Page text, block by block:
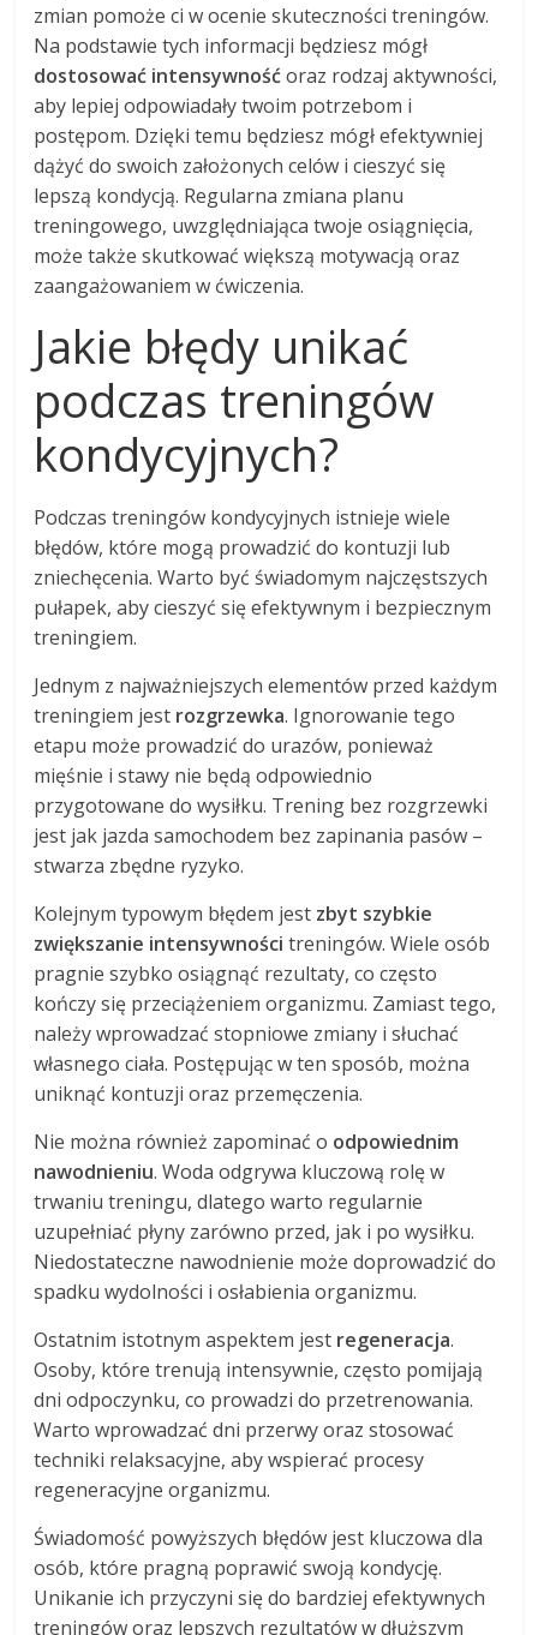
zmian pomoże ci w ocenie skuteczności treningów.
Na podstawie tych informacji będziesz mógł
dostosować intensywnośćoraz rodzaj aktywności,
aby lepiej odpowiadały twoim potrzebom i
postępom. Dzięki temu będziesz mógł efektywniej
dążyć do swoich założonych celów i cieszyć się
lepszą kondycją. Regularna zmiana planu
treningowego, uwzględniająca twoje osiągnięcia,
może także skutkować większą motywacją oraz
zaangażowaniem w ćwiczenia.
Jakie błędy unikać
podczas treningów
kondycyjnych?
Podczas treningów kondycyjnych istnieje wiele
błędów, które mogą prowadzić do kontuzji lub
zniechęcenia. Warto być świadomym najczęstszych
pułapek, aby cieszyć się efektywnym i bezpiecznym
treningiem.
Jednym z najważniejszych elementów przed każdym
treningiem jest rozgrzewka. Ignorowanie tego
etapu może prowadzić do urazów, ponieważ
mięśnie i stawy nie będą odpowiednio
przygotowane do wysiłku. Trening bez rozgrzewki
jest jak jazda samochodem bez zapinania pasów –
stwarza zbędne ryzyko.
Kolejnym typowym błędem jest zbyt szybkie
zwiększanie intensywności treningów. Wiele osób
pragnie szybko osiągnąć rezultaty, co często
kończy się przeciążeniem organizmu. Zamiast tego,
należy wprowadzać stopniowe zmiany i słuchać
własnego ciała. Postępując w ten sposób, można
uniknąć kontuzji oraz przemęczenia.
Nie można również zapominać o odpowiednim
nawodnieniu. Woda odgrywa kluczową rolę w
trwaniu treningu, dlatego warto regularnie
uzupełniać płyny zarówno przed, jak i po wysiłku.
Niedostateczne nawodnienie może doprowadzić do
spadku wydolności i osłabienia organizmu.
Ostatnim istotnym aspektem jest regeneracja.
Osoby, które trenują intensywnie, często pomijają
dni odpoczynku, co prowadzi do przetrenowania.
Warto wprowadzać dni przerwy oraz stosować
techniki relaksacyjne, aby wspierać procesy
regeneracyjne organizmu.
Świadomość powyższych błędów jest kluczowa dla
osób, które pragną poprawić swoją kondycję.
Unikanie ich przyczyni się do bardziej efektywnych
treningów oraz lepszych rezultatów w dłuższym